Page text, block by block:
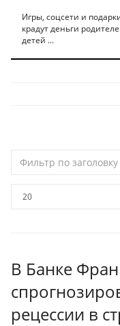
Игры, соцсети и
крадут деньги
детей ...
по
В Банке
рецессии в